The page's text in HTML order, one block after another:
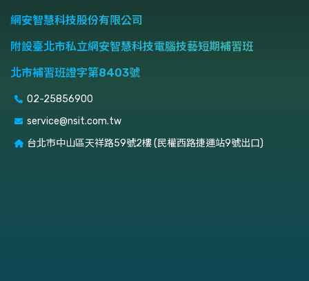
網安智慧科技股份有限公司
附設臺北市私立網安智慧科技電腦技藝短期補習班
北市補習班證字第8403號
02-25856900
service@nsit.com.tw
台北市中山區天祥路59號2樓 (民權西路捷運站9號出口)